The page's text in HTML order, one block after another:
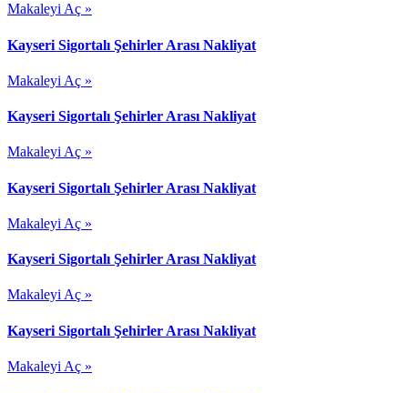
Makaleyi Aç »
Kayseri Sigortalı Şehirler Arası Nakliyat
Makaleyi Aç »
Kayseri Sigortalı Şehirler Arası Nakliyat
Makaleyi Aç »
Kayseri Sigortalı Şehirler Arası Nakliyat
Makaleyi Aç »
Kayseri Sigortalı Şehirler Arası Nakliyat
Makaleyi Aç »
Kayseri Sigortalı Şehirler Arası Nakliyat
Makaleyi Aç »